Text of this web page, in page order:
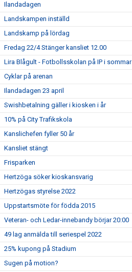
Ilandadagen
Landskampen inställd
Landskamp på lördag
Fredag 22/4 Stänger kansliet 12.00
Lira Blågult - Fotbollsskolan på IP i sommar
Cyklar på arenan
Ilandadagen 23 april
Swishbetalning gäller i kiosken i år
10% på City Trafikskola
Kanslichefen fyller 50 år
Kansliet stängt
Frisparken
Hertzöga söker kioskansvarig
Hertzögas styrelse 2022
Uppstartsmöte för födda 2015
Veteran- och Ledar-innebandy börjar 20:00
49 lag anmälda till seriespel 2022
25% kupong på Stadium
Sugen på motion?